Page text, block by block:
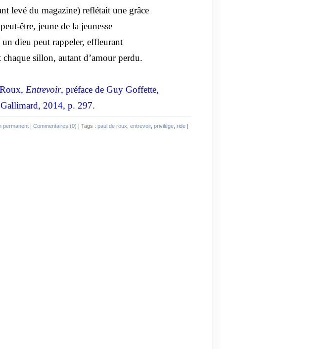
levé du magazine) reflétait une grâce
être, jeune de la jeunesse
un dieu peut rappeler, effleurant
sillon, autant d’amour perdu.
Entrevoir, préface de Guy Goffette,
2014, p. 297.
permanent | Commentaires (0) | Tags : paul de roux entrevoir, privilège ride |